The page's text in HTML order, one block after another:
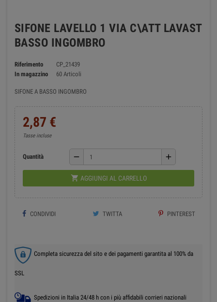
SIFONE LAVELLO 1 VIA C\ATT LAVAST
BASSO INGOMBRO
Riferimento
CP_21439
In magazzino
60 Articoli
SIFONE A BASSO INGOMBRO
2,87 €
Tasse incluse
Quantità remove add
 AGGIUNGI AL CARRELLO
CONDIVIDI TWITTA PINTEREST
Completa sicurezza del sito e dei pagamenti garantita al 100% da
SSL
Spedizioni in Italia 24/48 h con i più affidabili corrieri nazionali